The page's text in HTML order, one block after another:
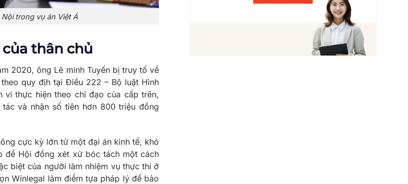
trong vụ án Việt Á
thân chủ
2020, ông Lê minh Tuyến bị truy tố về
quy địh tại Điều 222 – Bộ luật Hình
thực hiện theo chỉ đạo của cấp trên,
và nhận số tiên hơn 800 triệu đồng
cực kỳ lớn từ một đại án kinh tế, khó
để Hội đồng xét xử bóc tách một cách
biệt của người làm nhiệm vụ thực thi ở
Winlegal làm điểm tựa pháp lý để bảo